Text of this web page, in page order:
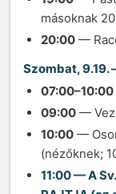
másoknak
20:00 —
Szombat, 9.19.
07:00–10:00
09:00 —
10:00 —
(nézőknek;
11:00 — A